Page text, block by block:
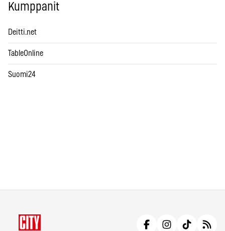
Kumppanit
Deitti.net
TableOnline
Suomi24